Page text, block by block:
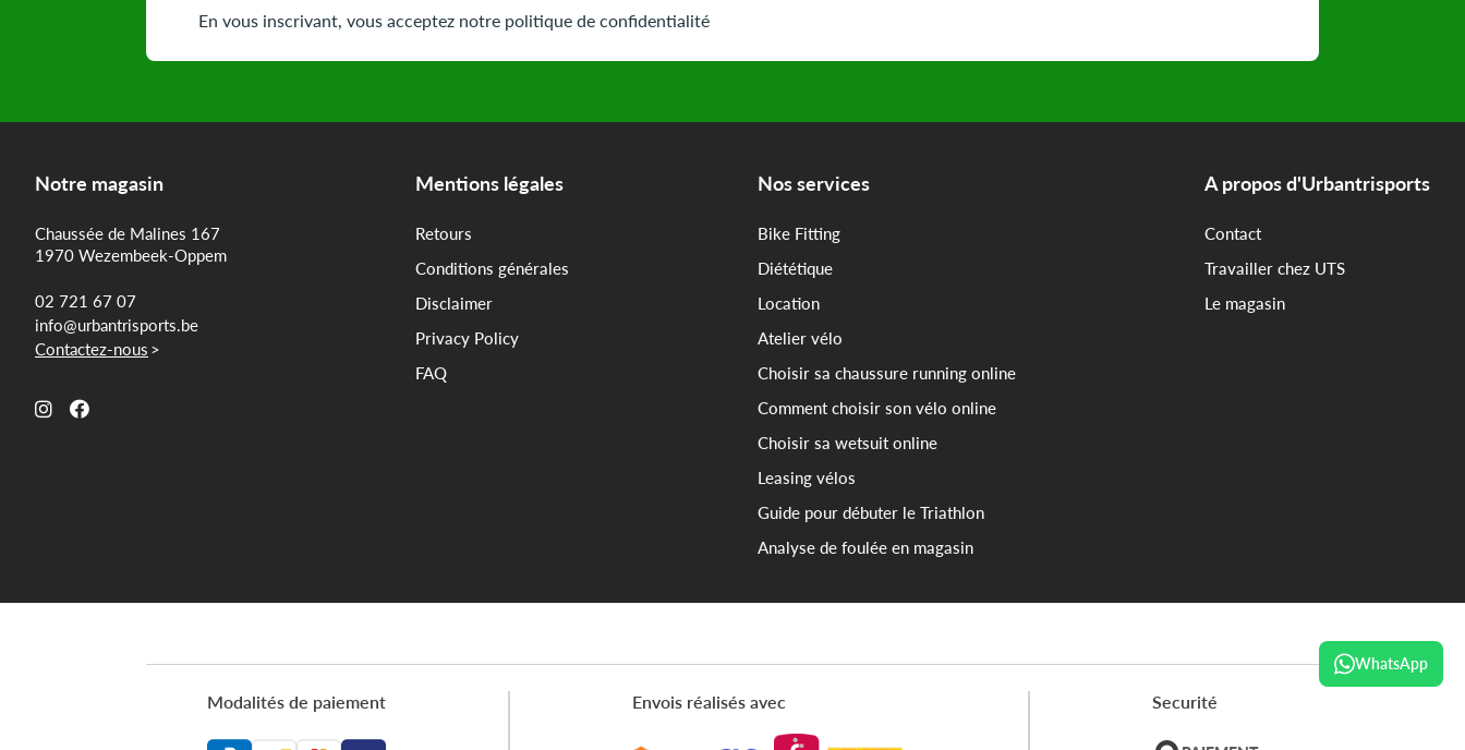
En vous inscrivant, vous acceptez notre politique de confidentialité
Notre magasin
Chaussée de Malines 167
1970 Wezembeek-Oppem
02 721 67 07
info@urbantrisports.be
Contactez-nous>
Mentions légales
Retours
Conditions générales
Disclaimer
Privacy Policy
FAQ
Nos services
Bike Fitting
Diététique
Location
Atelier vélo
Choisir sa chaussure running online
Comment choisir son vélo online
Choisir sa wetsuit online
Leasing vélos
Guide pour débuter le Triathlon
Analyse de foulée en magasin
A propos d'Urbantrisports
Contact
Travailler chez UTS
Le magasin
Modalités de paiement Envois réalisés avec Securité
WhatsApp